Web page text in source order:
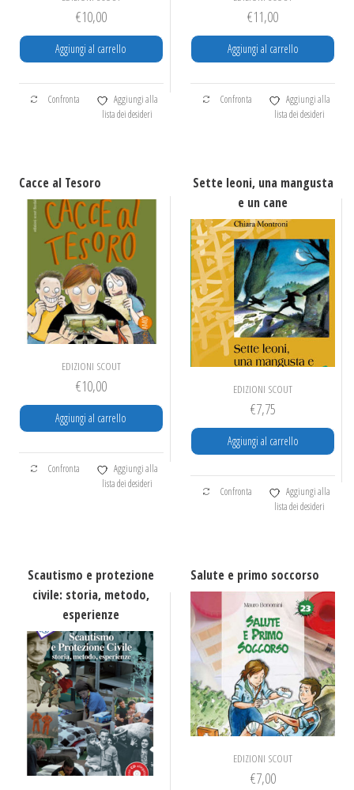
€10,00
Aggiungi al carrello
Confronta
Aggiungi alla
lista dei desideri
€11,00
Aggiungi al carrello
Confronta
Aggiungi alla
lista dei desideri
Cacce al Tesoro
EDIZIONI SCOUT
€10,00
Aggiungi al carrello
Confronta
Aggiungi alla
lista dei desideri
Sette leoni, una mangusta
e un cane
EDIZIONI SCOUT
€7,75
Aggiungi al carrello
Confronta
Aggiungi alla
lista dei desideri
Scautismo e protezione
civile: storia, metodo,
esperienze
Salute e primo soccorso
EDIZIONI SCOUT
€7,00